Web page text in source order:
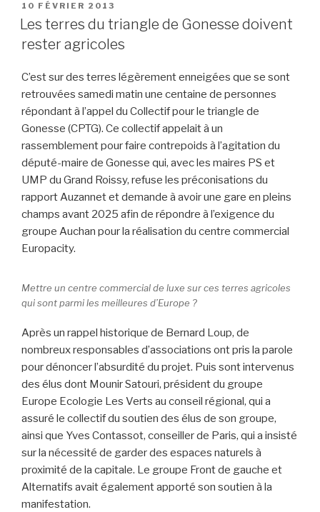
PUBLIÉ
LE
10 FÉVRIER 2013
Les terres du triangle de Gonesse doivent
rester agricoles
C’est sur des terres légèrement enneigées que se sont
retrouvées samedi matin une centaine de personnes
répondant à l’appel du Collectif pour le triangle de
Gonesse (CPTG). Ce collectif appelait à un
rassemblement pour faire contrepoids à l’agitation du
député-maire de Gonesse qui, avec les maires PS et
UMP du Grand Roissy, refuse les préconisations du
rapport Auzannet et demande à avoir une gare en pleins
champs avant 2025 afin de répondre à l’exigence du
groupe Auchan pour la réalisation du centre commercial
Europacity.
Mettre un centre commercial de luxe sur ces terres agricoles
qui sont parmi les meilleures d’Europe ?
Après un rappel historique de Bernard Loup, de
nombreux responsables d’associations ont pris la parole
pour dénoncer l’absurdité du projet. Puis sont intervenus
des élus dont Mounir Satouri, président du groupe
Europe Ecologie Les Verts au conseil régional, qui a
assuré le collectif du soutien des élus de son groupe,
ainsi que Yves Contassot, conseiller de Paris, qui a insisté
sur la nécessité de garder des espaces naturels à
proximité de la capitale. Le groupe Front de gauche et
Alternatifs avait également apporté son soutien à la
manifestation.